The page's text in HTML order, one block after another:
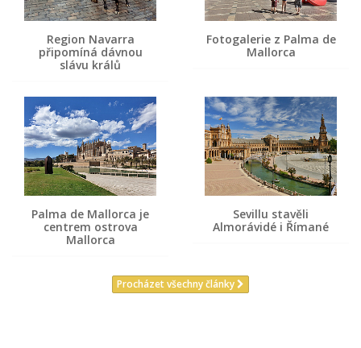
Region Navarra
připomíná dávnou
slávu králů
Fotogalerie z Palma de
Mallorca
Palma de Mallorca je
centrem ostrova
Mallorca
Sevillu stavěli
Almorávidé i Římané
Procházet všechny články